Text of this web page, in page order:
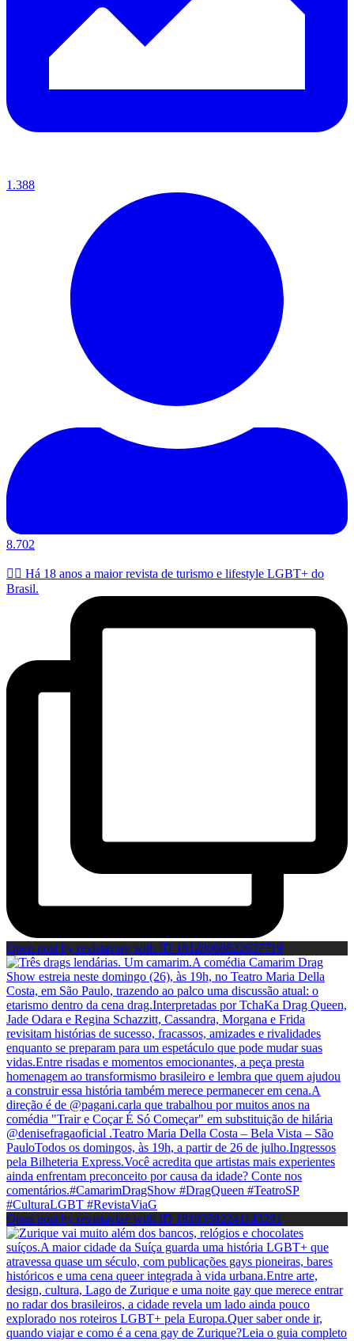
1.388
8.702
🏳️‍🌈 Há 18 anos a maior revista de turismo e lifestyle LGBT+ do
Brasil.
Open post by revistaviag with ID 18128068822637719
Open post by revistaviag with ID 18103582241143291